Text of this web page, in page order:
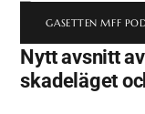
GASETTEN MFF
Nytt avsnitt
skadeläget